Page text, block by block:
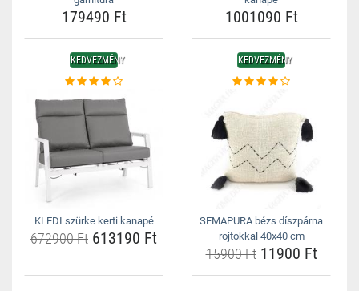
179490 Ft 1001090 Ft
KEDVEZMÉNY
KLEDI szürke kerti kanapé
672900 Ft 613190 Ft
KEDVEZMÉNY
SEMAPURA bézs díszpárna
rojtokkal 40x40 cm
15900 Ft11900 Ft